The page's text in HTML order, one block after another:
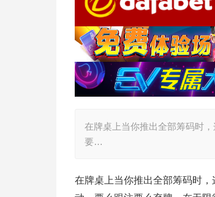
在牌桌上当你推出全部筹码时
要…
在牌桌上当你推出全部筹码时